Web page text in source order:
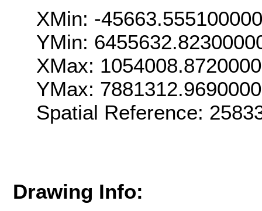
XMin: -
YMin:
XMax:
YMax:
Spatial Reference:
Drawing Info: